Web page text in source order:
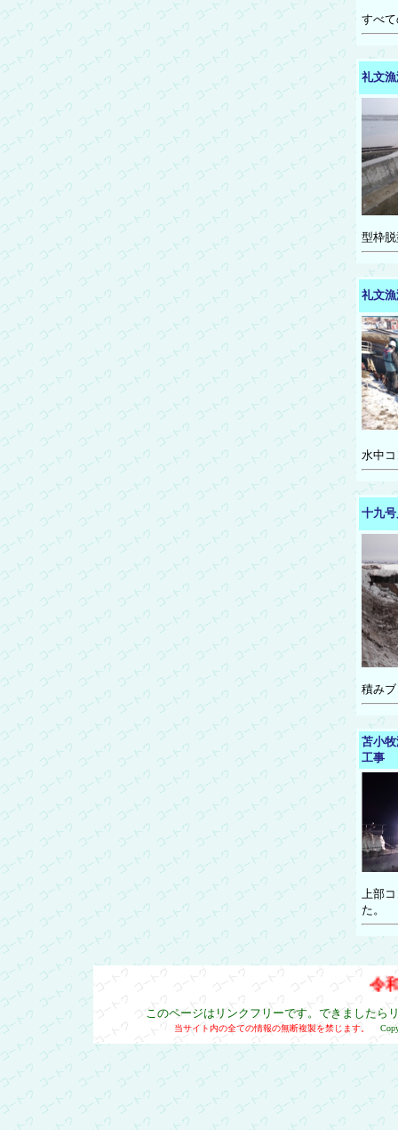
すべ
礼文
型枠
礼文
水中
十九
積み
苫小
工事
上部
た。
令
このページはリンクフリーです。できましたら
当サイト内の全ての情報の無断複製を禁じます。